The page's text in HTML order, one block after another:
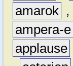
amarok ,
ampera-e
applause